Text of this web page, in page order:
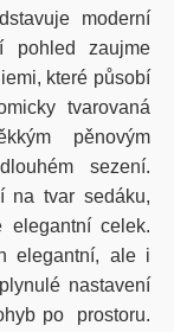
moderní
pohled zaujme
které působí
tvarovaná
pěnovým
sezení.
na tvar sedáku,
elegantní celek.
elegantní, ale i
nastavení
po prostoru.